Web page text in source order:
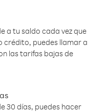
a tu saldo cada vez que
crédito, puedes llamar a
las tarifas bajas de
30 días, puedes hacer